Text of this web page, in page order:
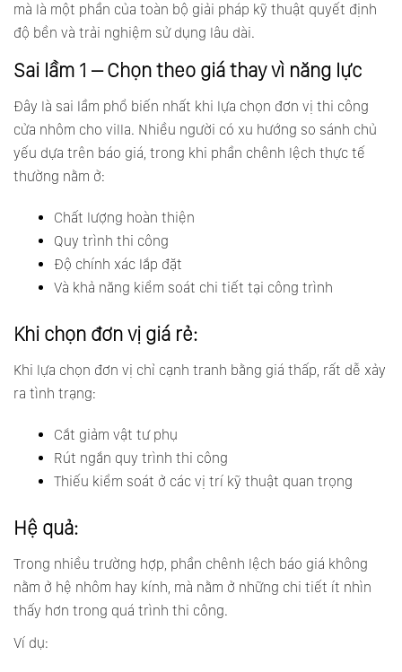
mà là một phần của toàn bộ giải pháp kỹ thuật quyết định
độ bền và trải nghiệm sử dụng lâu dài.
Sai lầm 1 – Chọn theo giá thay vì năng lực
Đây là sai lầm phổ biến nhất khi lựa chọn đơn vị thi công
cửa nhôm cho villa. Nhiều người có xu hướng so sánh chủ
yếu dựa trên báo giá, trong khi phần chênh lệch thực tế
thường nằm ở:
Chất lượng hoàn thiện
Quy trình thi công
Độ chính xác lắp đặt
Và khả năng kiểm soát chi tiết tại công trình
Khi chọn đơn vị giá rẻ:
Khi lựa chọn đơn vị chỉ cạnh tranh bằng giá thấp, rất dễ xảy
ra tình trạng:
Cắt giảm vật tư phụ
Rút ngắn quy trình thi công
Thiếu kiểm soát ở các vị trí kỹ thuật quan trọng
Hệ quả:
Trong nhiều trường hợp, phần chênh lệch báo giá không
nằm ở hệ nhôm hay kính, mà nằm ở những chi tiết ít nhìn
thấy hơn trong quá trình thi công.
Ví dụ: